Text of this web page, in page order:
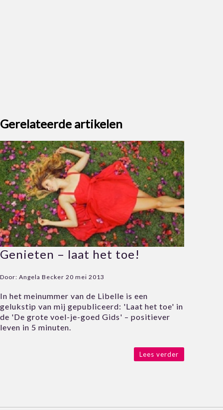
Gerelateerde artikelen
Genieten – laat het toe!
Door: Angela Becker 20 mei 2013
In het meinummer van de Libelle is een
gelukstip van mij gepubliceerd: 'Laat het toe' in
de 'De grote voel-je-goed Gids' – positiever
leven in 5 minuten.
Lees verder